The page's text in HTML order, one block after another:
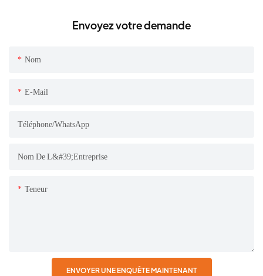
Envoyez votre demande
Nom
E-Mail
Téléphone/WhatsApp
Nom De L&#39;entreprise
Teneur
ENVOYER UNE ENQUÊTE MAINTENANT